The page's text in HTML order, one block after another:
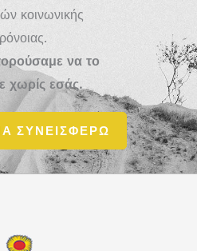
κοινωνικής
να το
χωρίς εσάς.
ΣΥΝΕΙΣΦΕΡΩ